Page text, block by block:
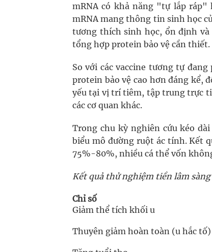
mRNA có khả năng "tự lắp
mRNA mang thông tin sinh học
tương thích sinh học, ổn định
tổng hợp protein bảo vệ cần thiết.
So với các vaccine tương tự
protein bảo vệ cao hơn đáng kể,
yếu tại vị trí tiêm, tập trung trực
các cơ quan khác.
Trong chu kỳ nghiên cứu kéo
biểu mô đường ruột ác tính. Kết
75%-80%, nhiều cá thể vốn
Kết quả thử nghiệm tiền lâm
Chỉ số
Giảm thể tích khối u
Thuyên giảm hoàn toàn (u hắc tố)